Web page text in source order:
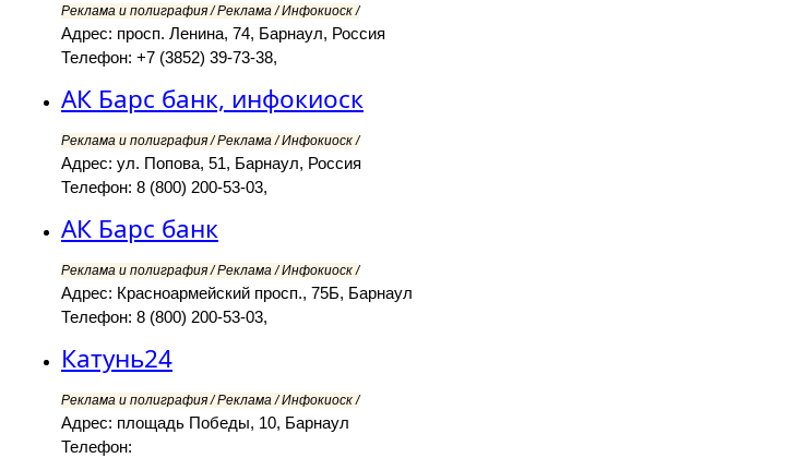
Реклама и полиграфия / Реклама / Инфокиоск /
Адрес: просп. Ленина, 74, Барнаул, Россия
Телефон: +7 (3852) 39-73-38,
АК Барс банк, инфокиоск
Реклама и полиграфия / Реклама / Инфокиоск /
Адрес: ул. Попова, 51, Барнаул, Россия
Телефон: 8 (800) 200-53-03,
АК Барс банк
Реклама и полиграфия / Реклама / Инфокиоск /
Адрес: Красноармейский просп., 75Б, Барнаул
Телефон: 8 (800) 200-53-03,
Катунь24
Реклама и полиграфия / Реклама / Инфокиоск /
Адрес: площадь Победы, 10, Барнаул
Телефон: